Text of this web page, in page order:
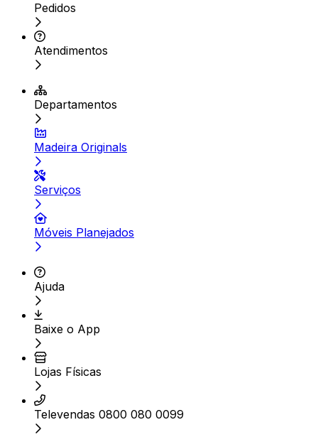
Pedidos
Atendimentos
Departamentos
Madeira Originals
Serviços
Móveis Planejados
Ajuda
Baixe o App
Lojas Físicas
Televendas 0800 080 0099